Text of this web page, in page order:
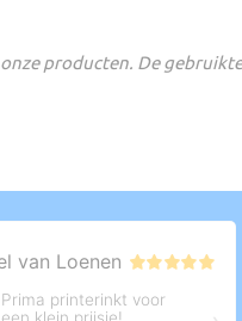
producten. De